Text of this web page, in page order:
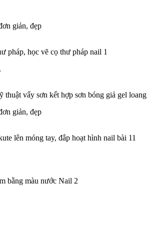
giản, đẹp
pháp, học vẽ cọ thư pháp nail 1
vẩy sơn kết hợp sơn bóng giả gel loang
giản, đẹp
lên móng tay, đắp hoạt hình nail bài 11
bằng màu nước Nail 2